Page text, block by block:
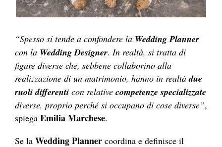
“Spesso si tende a confondere la Wedding Planner
con la Wedding Designer. In realtà, si tratta di
figure diverse che, sebbene collaborino alla
realizzazione di un matrimonio, hanno in realtàdue
ruoli differenti con relative competenze specializzate
diverse, proprio perché si occupano di cose diverse”,
spiega Emilia Marchese.
Se la Wedding Planner coordina e definisce il